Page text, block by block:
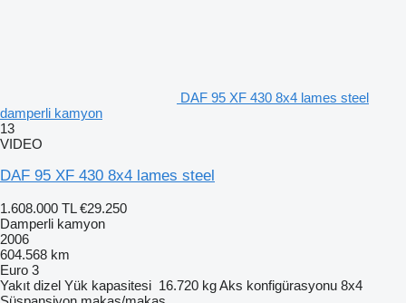
DAF 95 XF 430 8x4 lames steel
damperli kamyon
13
VIDEO
DAF 95 XF 430 8x4 lames steel
1.608.000 TL €29.250
Damperli kamyon
2006
604.568 km
Euro 3
Yakıt dizel Yük kapasitesi 16.720 kgAks konfigürasyonu 8x4